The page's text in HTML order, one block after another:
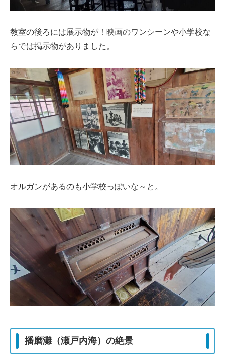
教室の後ろには展示物が！映画のワンシーンや小学校な
らでは掲示物がありました。
オルガンがあるのも小学校っぽいな～と。
播磨灘（瀬戸内海）の絶景